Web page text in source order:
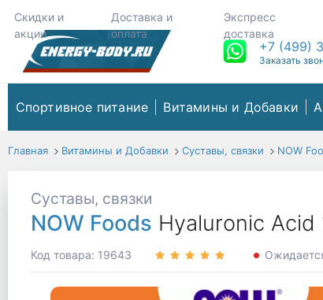
Скидки и
акции
Доставка и
оплата
Экспресс
доставка
+7 (499)
Заказать
Спортивное питание Витамины и Добавки
Главная Витамины и Добавки Суставы, связки NOW
Суставы, связки
NOW Foods Hyaluronic Acid
Код товара: 19643